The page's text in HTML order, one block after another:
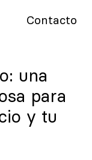
Contacto
una
para
y tu